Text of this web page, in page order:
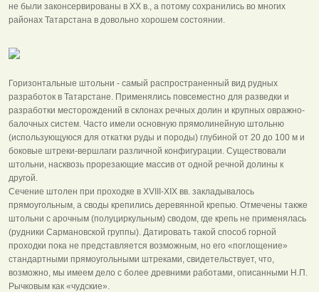
не были законсервированы в XX в., а потому сохранились во многих
районах Татарстана в довольно хорошем состоянии.
Горизонтальные штольни - самый распространенный вид рудных
разработок в Татарстане. Применялись повсеместно для разведки и
разработки месторождений в склонах речных долин и крупных овражно-
балочных систем. Часто имели основную прямолинейную штольню
(использующуюся для откатки руды и породы) глубиной от 20 до 100 м и
боковые штреки-вершлаги различной конфигурации. Существовали
штольни, насквозь прорезающие массив от одной речной долины к
другой.
Сечение штолен при проходке в XVIII-XIX вв. закладывалось
прямоугольным, а своды крепились деревянной крепью. Отмечены также
штольни с арочным (полуциркульным) сводом, где крепь не применялась
(рудники Сармановской группы). Датировать такой способ горной
проходки пока не представляется возможным, но его «поглощение»
стандартными прямоугольными штреками, свидетельствует, что,
возможно, мы имеем дело с более древними работами, описанными Н.П.
Рычковым как «чудские».